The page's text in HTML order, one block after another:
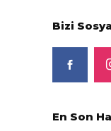
Bizi
En Son